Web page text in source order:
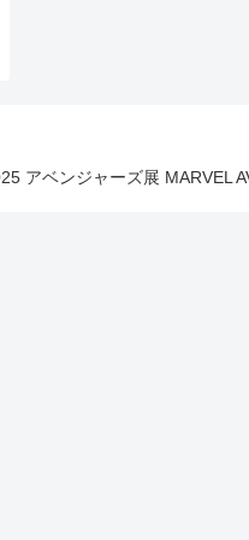
アベンジャーズ展 MARVEL